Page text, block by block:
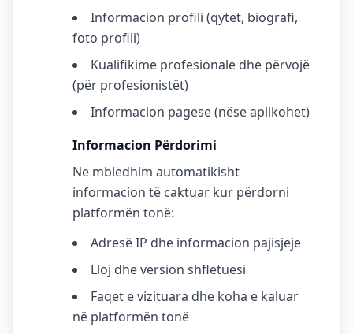
Informacion profili (qytet, biografi,
foto profili)
Kualifikime profesionale dhe përvojë
(për profesionistët)
Informacion pagese (nëse aplikohet)
Informacion Përdorimi
Ne mbledhim automatikisht
informacion të caktuar kur përdorni
platformën tonë:
Adresë IP dhe informacion pajisjeje
Lloj dhe version shfletuesi
Faqet e vizituara dhe koha e kaluar
në platformën tonë